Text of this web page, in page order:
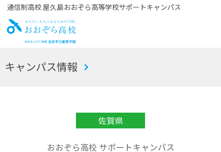
通信制高校 屋久島おおぞら高等学校サポートキャンパス
お
キャンパス情報
佐賀県
おおぞら高校 サポートキャンパス